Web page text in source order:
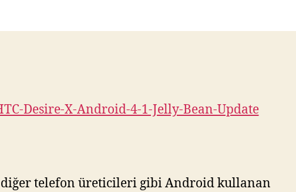
4.1
diğer telefon üreticileri gibi Android kullanan